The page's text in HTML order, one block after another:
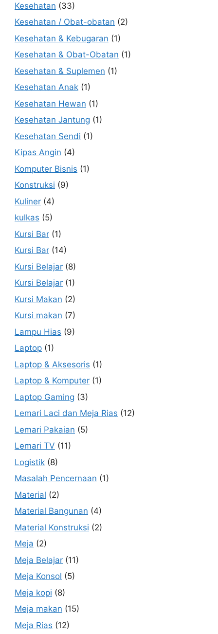
Kesehatan (33)
Kesehatan / Obat-obatan (2)
Kesehatan & Kebugaran (1)
Kesehatan & Obat-Obatan (1)
Kesehatan & Suplemen (1)
Kesehatan Anak (1)
Kesehatan Hewan (1)
Kesehatan Jantung (1)
Kesehatan Sendi (1)
Kipas Angin (4)
Komputer Bisnis (1)
Konstruksi (9)
Kuliner (4)
kulkas (5)
Kursi Bar (1)
Kursi Bar (14)
Kursi Belajar (8)
Kursi Belajar (1)
Kursi Makan (2)
Kursi makan (7)
Lampu Hias (9)
Laptop (1)
Laptop & Aksesoris (1)
Laptop & Komputer (1)
Laptop Gaming (3)
Lemari Laci dan Meja Rias (12)
Lemari Pakaian (5)
Lemari TV (11)
Logistik (8)
Masalah Pencernaan (1)
Material (2)
Material Bangunan (4)
Material Konstruksi (2)
Meja (2)
Meja Belajar (11)
Meja Konsol (5)
Meja kopi (8)
Meja makan (15)
Meja Rias (12)